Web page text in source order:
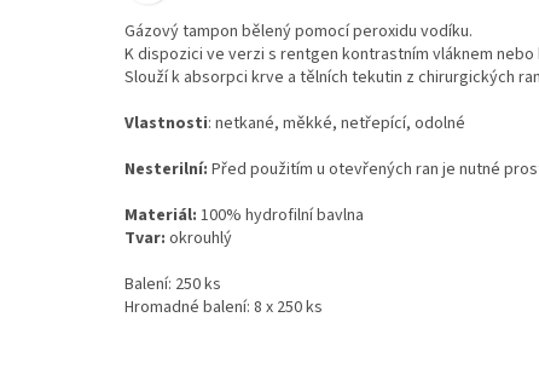
Gázový tampon bělený pomocí peroxidu vodíku.
K dispozici ve verzi s rentgen kontrastním vláknem
Slouží k absorpci krve a tělních tekutin z chirurgických
Vlastnosti: netkané, měkké, netřepící, odolné
Nesterilní: Před použitím u otevřených ran je nutné
Materiál: 100% hydrofilní bavlna
Tvar: okrouhlý
Balení: 250 ks
Hromadné balení: 8 x 250 ks